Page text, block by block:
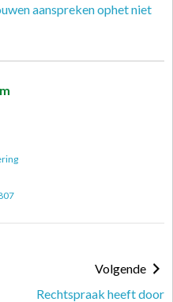
aanspreken ophet niet
Volgende
Rechtspraak heeft door